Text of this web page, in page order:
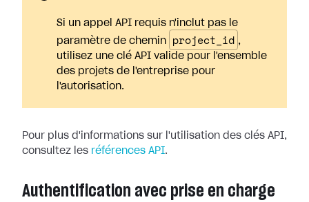
Si un appel API requis n'inclut pas le
paramètre de chemin
project_id ,
utilisez une clé API valide pour l'ensemble
des projets de l'entreprise pour
l'autorisation.
Pour plus d'informations sur l'utilisation des clés API,
consultez les références API.
Authentification avec prise en charge